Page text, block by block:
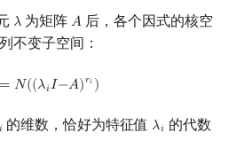
序列
𝜆
λ 为矩阵𝐴
A 后，各个因式的核空
不变子空间：
= 𝑁((𝜆𝑖𝐼−𝐴)𝑟𝑖 )
i= N((λi I −A) ri)
𝑖 的维数，恰好为特征值 𝜆𝑖
λi 的代数